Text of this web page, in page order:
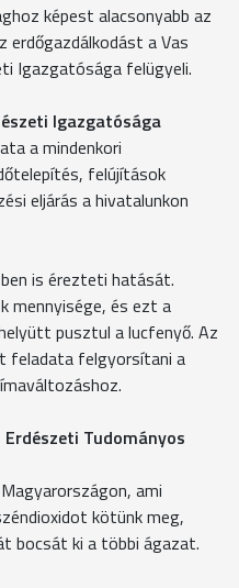
képest alacsonyabb az
erdőgazdálkodást a Vas
Igazgatósága felügyeli.
Igazgatósága
a mindenkori
felújítások
eljárás a hivatalunkon
is érezteti hatását.
mennyisége, és ezt a
pusztul a lucfenyő. Az
feladata felgyorsítani a
Tudományos
ami
kötünk meg,
bocsát ki a többi ágazat.